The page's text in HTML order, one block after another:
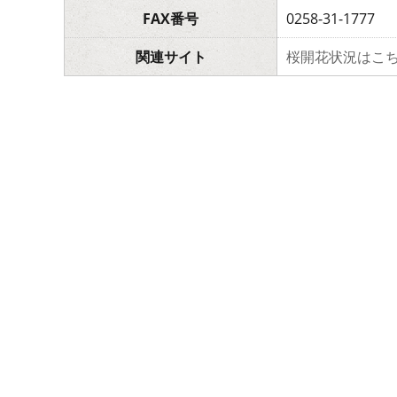
FAX番号
0258-31-1777
関連サイト
桜開花状況はこ